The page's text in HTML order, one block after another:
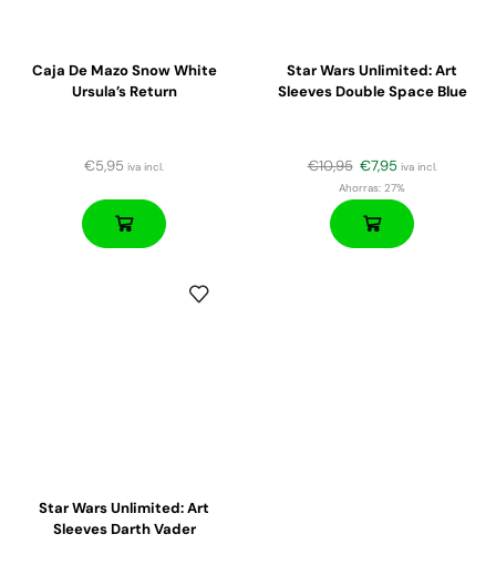
Caja De Mazo Snow White
Ursula’s Return
€5,95 iva incl.
Star Wars Unlimited: Art
Sleeves Double Space Blue
€10,95 €7,95 iva incl.
Ahorras: 27%
Star Wars Unlimited: Art
Sleeves Darth Vader